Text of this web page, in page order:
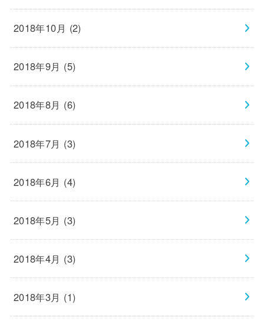
2018年10月 (2)
2018年9月 (5)
2018年8月 (6)
2018年7月 (3)
2018年6月 (4)
2018年5月 (3)
2018年4月 (3)
2018年3月 (1)